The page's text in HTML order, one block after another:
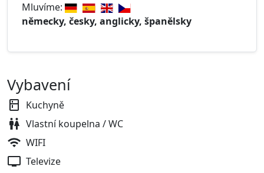
Mluvíme:
německy, česky, anglicky, španělsky
Vybavení
Kuchyně
Vlastní koupelna / WC
WIFI
Televize